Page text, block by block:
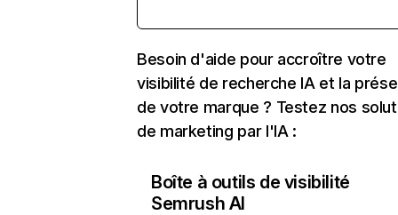
Besoin d'aide pour accroître votre
visibilité de recherche IA et la
de votre marque ? Testez nos
de marketing par l'IA :
Boîte à outils de visibilité
Semrush AI